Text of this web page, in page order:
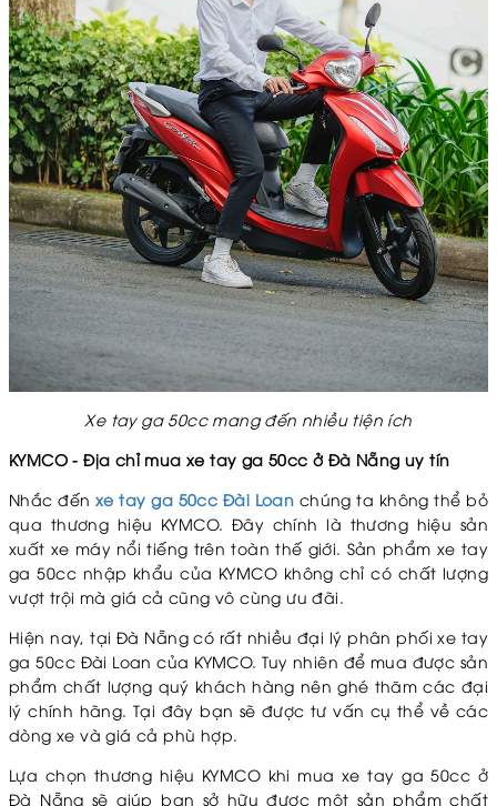
Xe tay ga 50cc mang đến nhiều tiện ích
KYMCO - Địa chỉ mua xe tay ga 50cc ở Đà Nẵng uy tín
Nhắc đến xe tay ga 50cc Đài Loan chúng ta không thể bỏ
qua thương hiệu KYMCO. Đây chính là thương hiệu sản
xuất xe máy nổi tiếng trên toàn thế giới. Sản phẩm xe tay
ga 50cc nhập khẩu của KYMCO không chỉ có chất lượng
vượt trội mà giá cả cũng vô cùng ưu đãi.
Hiện nay, tại Đà Nẵng có rất nhiều đại lý phân phối xe tay
ga 50cc Đài Loan của KYMCO. Tuy nhiên để mua được sản
phẩm chất lượng quý khách hàng nên ghé thăm các đại
lý chính hãng. Tại đây bạn sẽ được tư vấn cụ thể về các
dòng xe và giá cả phù hợp.
Lựa chọn thương hiệu KYMCO khi mua xe tay ga 50cc ở
Đà Nẵng sẽ giúp bạn sở hữu được một sản phẩm chất